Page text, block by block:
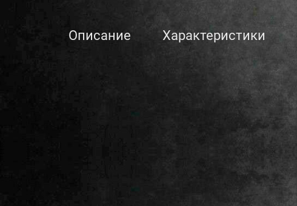
Описание Характеристики